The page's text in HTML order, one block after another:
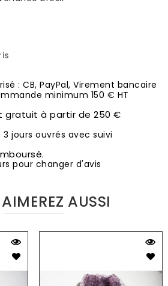
: CB, PayPal, Virement bancaire
minimum 150 € HT
gratuit à partir de 250 €
3 jours ouvrés avec suivi
pour changer d'avis
AUSSI